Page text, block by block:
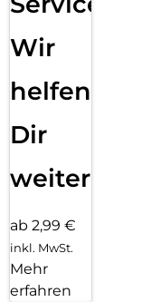
Wir
helfen
Dir
weiter
ab 2,99 €
inkl. MwSt.
Mehr
erfahren